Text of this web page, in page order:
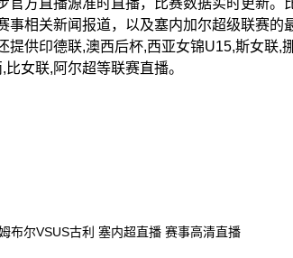
官方直播源准时直播，比赛数据实时更新。
事相关新闻报道，以及塞内加尔超级联赛
提供印德联,澳西后杯,西亚女锦U15,斯女联,
女联,阿尔超等联赛直播。
布尔VSUS古利 塞内超直播 赛事高清直播